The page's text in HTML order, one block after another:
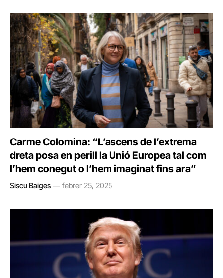
Carme Colomina: “L’ascens de l’extrema
dreta posa en perill la Unió Europea tal com
l’hem conegut o l’hem imaginat fins ara”
Siscu Baiges febrer 25, 2025